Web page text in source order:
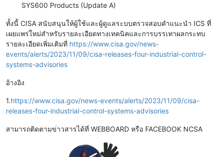
SYS600 Products (Update A)
ทั้งนี้ CISA สนับสนุนให้ผู้ใช้และผู้ดูแลระบบตรวจสอบคำแนะนำ ICS ที่
เผยแพร่ใหม่สำหรับรายละเอียดทางเทคนิคและการบรรเทาผลกระทบ
รายละเอียดเพิ่มเติมที่ https://www.cisa.gov/news-
events/alerts/2023/11/09/cisa-releases-four-industrial-control-
systems-advisories
อ้างอิง
1.https://www.cisa.gov/news-events/alerts/2023/11/09/cisa-
releases-four-industrial-control-systems-advisories
สามารถติดตามข่าวสารได้ที่ WEBBOARD หรือ FACEBOOK NCSA